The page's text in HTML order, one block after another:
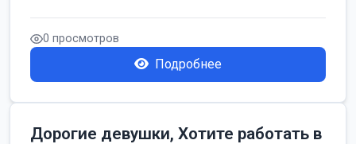
0 просмотров
Подробнее
Дорогие девушки, Хотите работать в